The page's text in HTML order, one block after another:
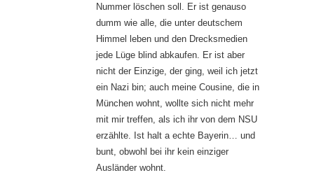
Nummer löschen soll. Er ist genauso
dumm wie alle, die unter deutschem
Himmel leben und den Drecksmedien
jede Lüge blind abkaufen. Er ist aber
nicht der Einzige, der ging, weil ich jetzt
ein Nazi bin; auch meine Cousine, die in
München wohnt, wollte sich nicht mehr
mit mir treffen, als ich ihr von dem NSU
erzählte. Ist halt a echte Bayerin… und
bunt, obwohl bei ihr kein einziger
Ausländer wohnt.